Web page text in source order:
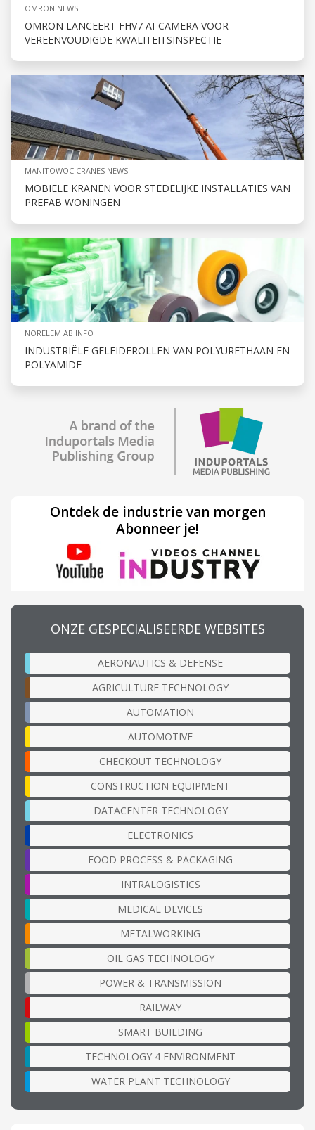
OMRON NEWS
OMRON LANCEERT FHV7 AI-CAMERA VOOR
VEREENVOUDIGDE KWALITEITSINSPECTIE
MANITOWOC CRANES NEWS
MOBIELE KRANEN VOOR STEDELIJKE INSTALLATIES VAN
PREFAB WONINGEN
NORELEM AB INFO
INDUSTRIËLE GELEIDEROLLEN VAN POLYURETHAAN EN
POLYAMIDE
Ontdek de industrie van morgen
Abonneer je!
ONZE GESPECIALISEERDE WEBSITES
AERONAUTICS & DEFENSE
AGRICULTURE TECHNOLOGY
AUTOMATION
AUTOMOTIVE
CHECKOUT TECHNOLOGY
CONSTRUCTION EQUIPMENT
DATACENTER TECHNOLOGY
ELECTRONICS
FOOD PROCESS & PACKAGING
INTRALOGISTICS
MEDICAL DEVICES
METALWORKING
OIL GAS TECHNOLOGY
POWER & TRANSMISSION
RAILWAY
SMART BUILDING
TECHNOLOGY 4 ENVIRONMENT
WATER PLANT TECHNOLOGY